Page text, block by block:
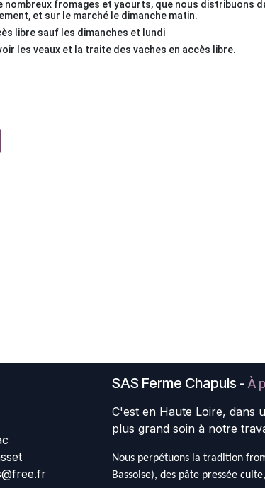
nombreux fromages et yaourts, que nous distribuons
et sur le marché le dimanche matin.
libre sauf les dimanches et lundi
les veaux et la traite des vaches en accès libre.
SAS Ferme Chapuis -À
C'est en Haute Loire, dans
plus grand soin à notre
Nous perpétuons la tradition
Bassoise), des pâte pressée